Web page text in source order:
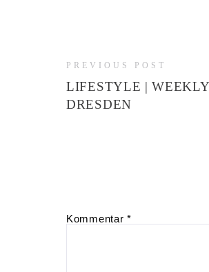
PREVIOUS POST
LIFESTYLE |
DRESDEN
Kommentar *